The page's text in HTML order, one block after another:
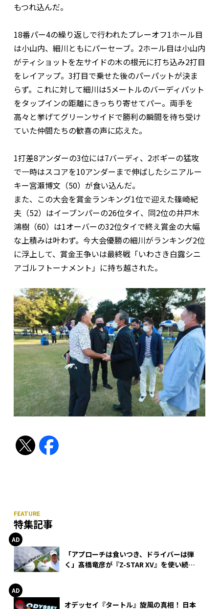
もつれ込んだ。
18番パー4の繰り返しで行われたプレーオフ1ホール目
は小山内、細川ともにパーセーブ。2ホール目は小山内
がティショットを左サイドの木の根元に打ち込み2打目
をレイアップ。3打目で乗せた後のパーパットが決ま
らず。これに対して細川は5メートルのバーディパット
をタップインの距離にきっちり寄せてパー。両手を
高々と挙げてグリーンサイドで勝利の瞬間を待ち受け
ていた仲間たちの歓喜の声に応えた。
1打差8アンダーの3位には7バーディ、2ボギーの猛攻
で一時はスコアを10アンダーまで伸ばしたシニアルー
キー宮瀬博文（50）が食い込んだ。
また、この大会を賞金ランキング1位で迎えた篠崎紀
夫（52）はイーブンパーの26位タイ、同2位の井戸木
鴻樹（60）は1オーバーの32位タイで終え賞金の大幅
な上積みは叶わず。今大会優勝の細川がランキング2位
に浮上して、賞金王争いは最終戦「いわさき白露シニ
アゴルフトーナメント」に持ち越された。
特集記事
「アプローチは食いつき、ドライバーは弾
く」髙橋竜彦が『Z-STAR XV』を使い続け
オデッセイ『タートル』旋風の真相！ 日本